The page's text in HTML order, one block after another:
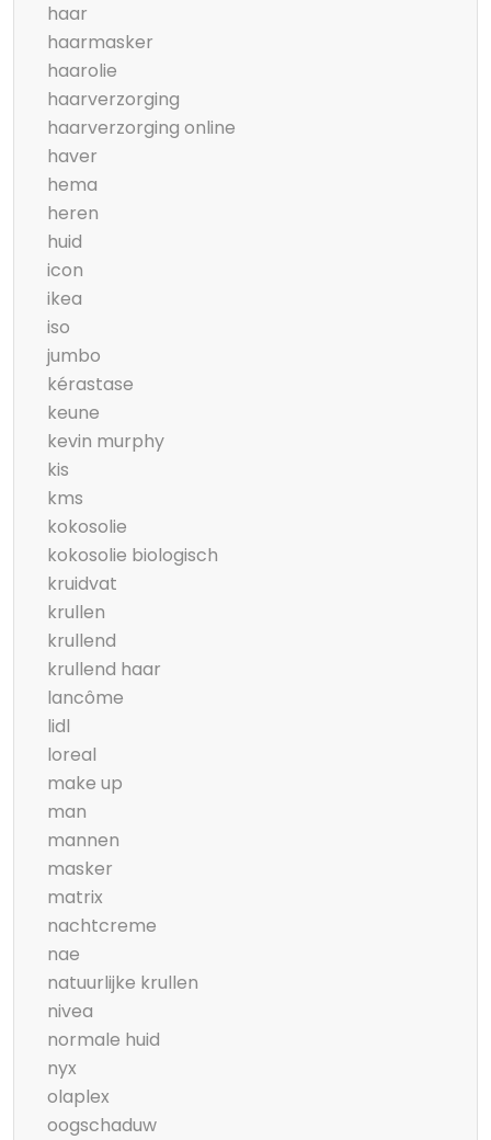
haar
haarmasker
haarolie
haarverzorging
haarverzorging online
haver
hema
heren
huid
icon
ikea
iso
jumbo
kérastase
keune
kevin murphy
kis
kms
kokosolie
kokosolie biologisch
kruidvat
krullen
krullend
krullend haar
lancôme
lidl
loreal
make up
man
mannen
masker
matrix
nachtcreme
nae
natuurlijke krullen
nivea
normale huid
nyx
olaplex
oogschaduw